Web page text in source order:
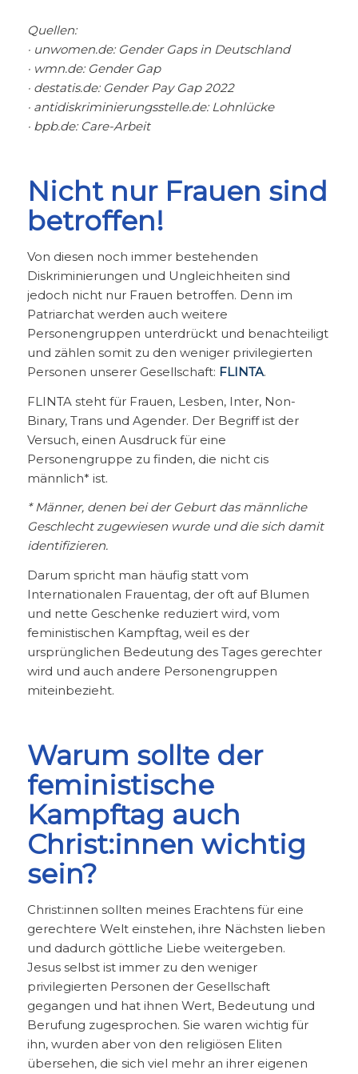
Quellen:
· unwomen.de: Gender Gaps in Deutschland
· wmn.de: Gender Gap
· destatis.de: Gender Pay Gap 2022
· antidiskriminierungsstelle.de: Lohnlücke
· bpb.de: Care-Arbeit
Nicht nur Frauen sind
betroffen!
Von diesen noch immer bestehenden
Diskriminierungen und Ungleichheiten sind
jedoch nicht nur Frauen betroffen. Denn im
Patriarchat werden auch weitere
Personengruppen unterdrückt und benachteiligt
und zählen somit zu den weniger privilegierten
Personen unserer Gesellschaft: FLINTA.
FLINTA steht für Frauen, Lesben, Inter, Non-
Binary, Trans und Agender. Der Begriff ist der
Versuch, einen Ausdruck für eine
Personengruppe zu finden, die nicht cis
männlich* ist.
* Männer, denen bei der Geburt das männliche
Geschlecht zugewiesen wurde und die sich damit
identifizieren.
Darum spricht man häufig statt vom
Internationalen Frauentag, der oft auf Blumen
und nette Geschenke reduziert wird, vom
feministischen Kampftag, weil es der
ursprünglichen Bedeutung des Tages gerechter
wird und auch andere Personengruppen
miteinbezieht.
Warum sollte der
feministische
Kampftag auch
Christ:innen wichtig
sein?
Christ:innen sollten meines Erachtens für eine
gerechtere Welt einstehen, ihre Nächsten lieben
und dadurch göttliche Liebe weitergeben.
Jesus selbst ist immer zu den weniger
privilegierten Personen der Gesellschaft
gegangen und hat ihnen Wert, Bedeutung und
Berufung zugesprochen. Sie waren wichtig für
ihn, wurden aber von den religiösen Eliten
übersehen, die sich viel mehr an ihrer eigenen